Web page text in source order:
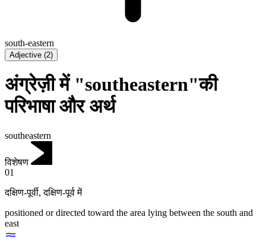
south-eastern
Adjective (2)
अंग्रेज़ी में "southeastern"की
परिभाषा और अर्थ
southeastern
विशेषण
01
दक्षिण-पूर्वी,दक्षिण-पूर्व में
positioned or directed toward the area lying between the south and
east